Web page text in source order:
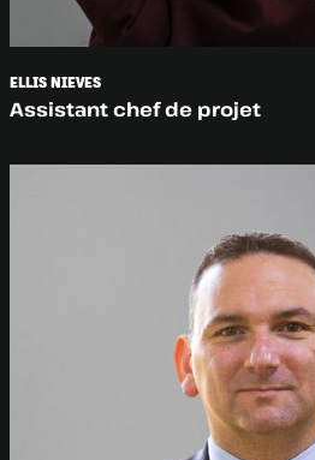
ELLIS NIEVES
Assistant chef de projet